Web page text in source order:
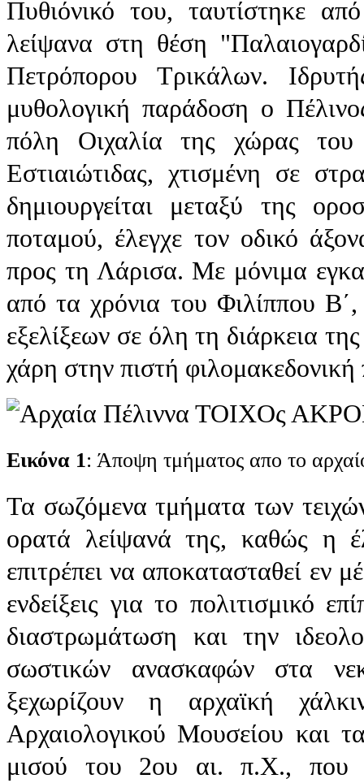
Πυθιόνικό του, ταυτίστηκε
λείψανα στη θέση
Πετρόπορου Τρικάλων.
μυθολογική παράδοση ο
πόλη Οιχαλία της χώρας
Εστιαιώτιδας, χτισμένη σε
δημιουργείται μεταξύ της
ποταμού, έλεγχε τον οδικό
προς τη Λάρισα. Με μόνιμα
από τα χρόνια του Φιλίππου
εξελίξεων σε όλη τη διάρκεια
χάρη στην πιστή
Εικόνα 1: Άποψη τμήματος απο το
Τα σωζόμενα τμήματα των
ορατά λείψανά της, καθώς η
επιτρέπει να αποκατασταθεί εν
ενδείξεις για το πολιτισμικό
διαστρωμάτωση και την
σωστικών ανασκαφών στα
ξεχωρίζουν η αρχαϊκή
Αρχαιολογικού Μουσείου και
μισού του 2ου αι. π.Χ., που